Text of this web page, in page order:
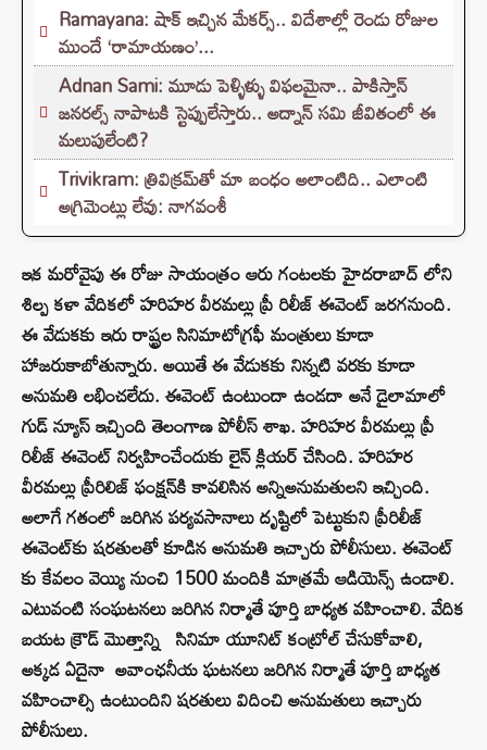
Ramayana: షాక్ ఇచ్చిన మేకర్స్.. విదేశాల్లో రెండు రోజుల
ముందే ‘రామాయణం’...
Adnan Sami: మూడు పెళ్ళిళ్ళు విఫలమైనా.. పాకిస్తాన్
జనరల్స్ నాపాటకి స్టెప్పులేస్తారు.. అద్నాన్ సమి జీవితంలో ఈ
మలుపులేంటి?
Trivikram: త్రివిక్రమ్‌తో మా బంధం అలాంటిది.. ఎలాంటి
అగ్రిమెంట్లు లేవు: నాగవంశీ
ఇక మరోవైపు ఈ రోజు సాయంత్రం ఆరు గంటలకు హైదరాబాద్ లోని
శిల్ప కళా వేదికలో హరిహర వీరమల్లు ప్రీ రిలీజ్ ఈవెంట్ జరగనుంది.
ఈ వేడుకకు ఇరు రాష్ట్రల సినిమాటోగ్రఫీ మంత్రులు కూడా
హాజరుకాబోతున్నారు. అయితే ఈ వేడుకకు నిన్నటి వరకు కూడా
అనుమతి లభించలేదు. ఈవెంట్ ఉంటుందా ఉండదా అనే డైలామాలో
గుడ్ న్యూస్ ఇచ్చింది తెలంగాణ పోలీస్ శాఖ. హరిహర వీరమల్లు ప్రీ
రిలీజ్ ఈవెంట్ నిర్వహించేందు⁬కు లైన్ క్లియర్ చేసింది. హరిహర
వీరమల్లు ప్రీరిలిజ్ ఫంక్షన్⁬కి కావలిసిన అన్నిఅనుమతులని ఇచ్చింది.
అలాగే గతంలో జరిగిన పర్యవసానాలు దృష్టిలో పెట్టుకుని ప్రీరిలీజ్
ఈవెంట్⁬కు షరతులతో కూడిన అనుమతి ఇచ్చారు పోలీసులు. ఈవెంట్
కు కేవలం వెయ్యి నుంచి 1500 మందికి మాత్రమే ఆడియెన్స్ ఉండాలి.
ఎటువంటి సంఘటనలు జరిగిన నిర్మాతే పూర్తి బాధ్యత వహించాలి. వేదిక
బయట క్రౌడ్ మొత్తాన్ని సినిమా యూనిట్ కంట్రోల్ చేసుకోవాలి,
అక్కడ ఏదైనా అవాంఛనీయ ఘటనలు జరిగిన నిర్మాతే పూర్తి బాధ్యత
వహించాల్సి ఉంటుందిని షరతులు విదించి అనుమతులు ఇచ్చారు
పోలీసులు.